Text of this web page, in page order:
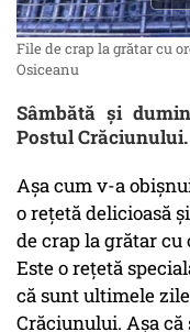
File de crap la grătar cu
Osiceanu
Sâmbătă și
Postul Crăciunului.
Așa cum v-a
o rețetă delicioasă
de crap la grătar cu
Este o rețetă
că sunt ultimele
Crăciunului. Așa că